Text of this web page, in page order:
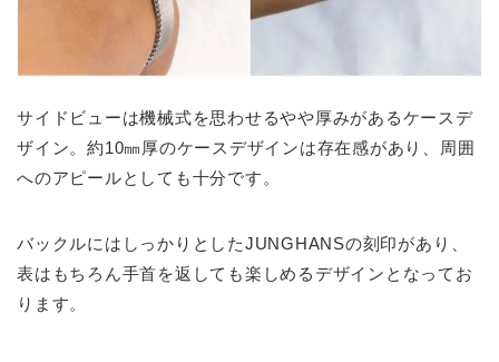
サイドビューは機械式を思わせるやや厚みがあるケースデ
ザイン。約10㎜厚のケースデザインは存在感があり、周囲
へのアピールとしても十分です。
バックルにはしっかりとしたJUNGHANSの刻印があり、
表はもちろん手首を返しても楽しめるデザインとなってお
ります。